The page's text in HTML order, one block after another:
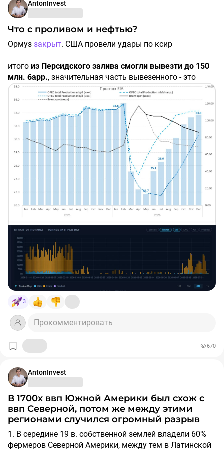
AntonInvest
Что с проливом и нефтью?
Ормуз закрыт. США провели удары по ксир
итого из Персидского залива смогли вывезти до 150
млн. барр., значительная часть вывезенного - это
накопленные запасы, которые стояли в заливе
месяцами
IEA пересмотрела прогноз по поставкам нефти ОПЕК
(+ОАЭ) сразу на 5 mb/d в сутки до 26.6 mb/d
Вывод : войны на ближнем востоке могут быть
короткими и частыми- обсуждали ранее - пример 12
дневная война Израиля с Ираном в 2025, однако к
коллапсу на рынке нефти это не ведет, так как ранее
наблюдалось избыточное предложение
3
Прокомментировать
670
AntonInvest
В 1700х ввп Южной Америки был схож с
ввп Северной, потом же между этими
регионами случился огромный разрыв
1. В середине 19 в. собственной землей владели 60%
фермеров Северной Америки, между тем в Латинской